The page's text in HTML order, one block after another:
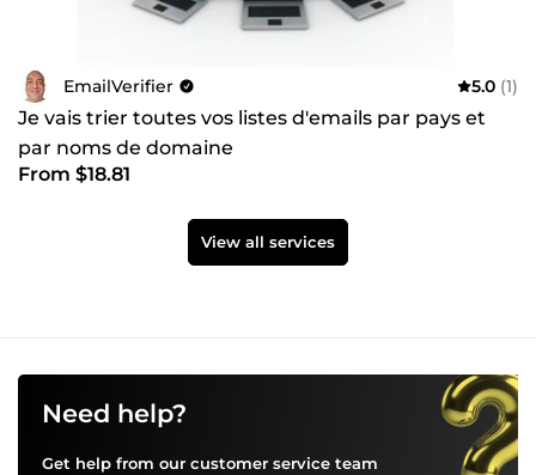
EmailVerifier 5.0 (1)
Je vais trier toutes vos listes d'emails par pays et
par noms de domaine
From $18.81
View all services
Need help?
Get help from our customer service team